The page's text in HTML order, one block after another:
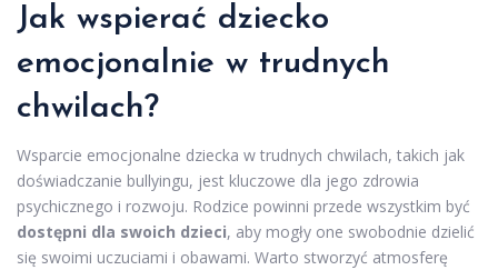
Jak wspierać dziecko
emocjonalnie w trudnych
chwilach?
Wsparcie emocjonalne dziecka w trudnych chwilach, takich jak
doświadczanie bullyingu, jest kluczowe dla jego zdrowia
psychicznego i rozwoju. Rodzice powinni przede wszystkim być
dostępni dla swoich dzieci, aby mogły one swobodnie dzielić
się swoimi uczuciami i obawami. Warto stworzyć atmosferę